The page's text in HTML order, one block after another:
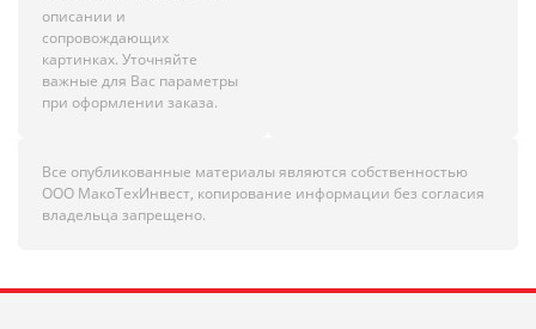
описании и
сопровождающих
картинках. Уточняйте
важные для Вас параметры
при оформлении заказа.
Все опубликованные материалы являются собственностью
ООО МакоТехИнвест, копирование информации без согласия
владельца запрещено.